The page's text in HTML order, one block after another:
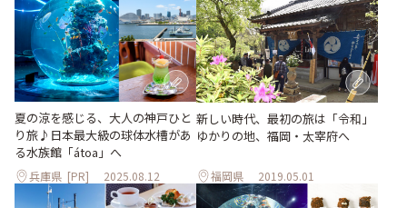
夏の涼を感じる、大人の神戸ひと
り旅♪日本最大級の球体水槽があ
る水族館「átoa」へ
兵庫県 [PR] 2025.08.12
新しい時代、最初の旅は「令和」
ゆかりの地、福岡・太宰府へ
福岡県 2019.05.01